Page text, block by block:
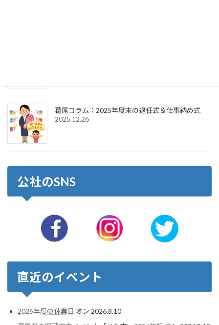
葛尾コラム：2025年度末の退任式＆仕事納め式
2025.12.26
公社のSNS
直近のイベント
2026年度の休業日 オン 2026.8.10